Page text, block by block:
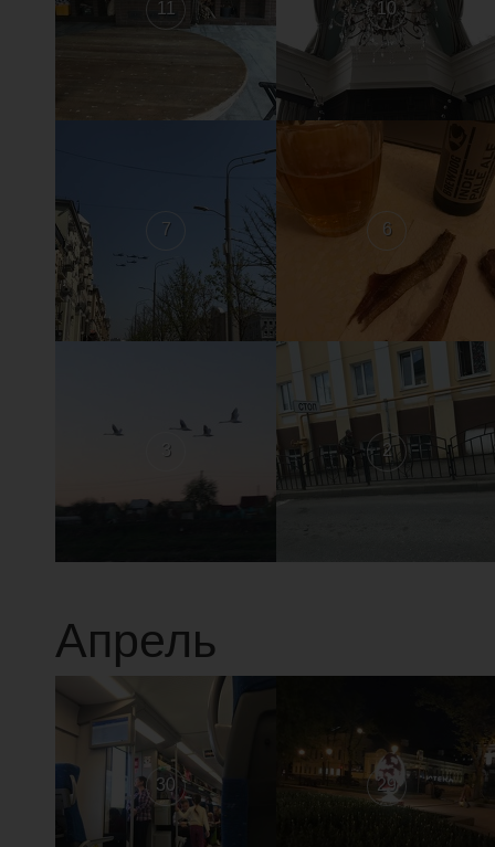
11 10
7 6
3 2
Апрель
30 29